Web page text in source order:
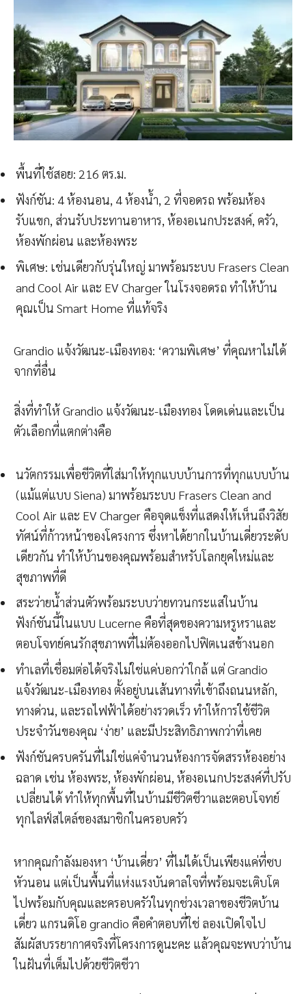
พื้นที่ใช้สอย: 216 ตร.ม.
ฟังก์ชัน: 4 ห้องนอน, 4 ห้องน้ำ, 2 ที่จอดรถ พร้อมห้อง
รับแขก, ส่วนรับประทานอาหาร, ห้องอเนกประสงค์, ครัว,
ห้องพักผ่อน และห้องพระ
พิเศษ: เช่นเดียวกับรุ่นใหญ่ มาพร้อมระบบ Frasers Clean
and Cool Air และ EV Charger ในโรงจอดรถ ทำให้บ้าน
คุณเป็น Smart Home ที่แท้จริง
Grandio แจ้งวัฒนะ-เมืองทอง: ‘ความพิเศษ’ ที่คุณหาไม่ได้
จากที่อื่น
สิ่งที่ทำให้ Grandio แจ้งวัฒนะ-เมืองทอง โดดเด่นและเป็น
ตัวเลือกที่แตกต่างคือ
นวัตกรรมเพื่อชีวิตที่ใส่มาให้ทุกแบบบ้านการที่ทุกแบบบ้าน
(แม้แต่แบบ Siena) มาพร้อมระบบ Frasers Clean and
Cool Air และ EV Charger คือจุดแข็งที่แสดงให้เห็นถึงวิสัย
ทัศน์ที่ก้าวหน้าของโครงการ ซึ่งหาได้ยากในบ้านเดี่ยวระดับ
เดียวกัน ทำให้บ้านของคุณพร้อมสำหรับโลกยุคใหม่และ
สุขภาพที่ดี
สระว่ายน้ำส่วนตัวพร้อมระบบว่ายทวนกระแสในบ้าน
ฟังก์ชันนี้ในแบบ Lucerne คือที่สุดของความหรูหราและ
ตอบโจทย์คนรักสุขภาพที่ไม่ต้องออกไปฟิตเนสข้างนอก
ทำเลที่เชื่อมต่อได้จริงไม่ใช่แค่บอกว่าใกล้ แต่ Grandio
แจ้งวัฒนะ-เมืองทอง ตั้งอยู่บนเส้นทางที่เข้าถึงถนนหลัก,
ทางด่วน, และรถไฟฟ้าได้อย่างรวดเร็ว ทำให้การใช้ชีวิต
ประจำวันของคุณ ‘ง่าย’ และมีประสิทธิภาพกว่าที่เคย
ฟังก์ชันครบครันที่ไม่ใช่แค่จำนวนห้องการจัดสรรห้องอย่าง
ฉลาด เช่น ห้องพระ, ห้องพักผ่อน, ห้องอเนกประสงค์ที่ปรับ
เปลี่ยนได้ ทำให้ทุกพื้นที่ในบ้านมีชีวิตชีวาและตอบโจทย์
ทุกไลฟ์สไตล์ของสมาชิกในครอบครัว
หากคุณกำลังมองหา ‘บ้านเดี่ยว’ ที่ไม่ได้เป็นเพียงแค่ที่ซบ
หัวนอน แต่เป็นพื้นที่แห่งแรงบันดาลใจที่พร้อมจะเติบโต
ไปพร้อมกับคุณและครอบครัวในทุกช่วงเวลาของชีวิตบ้าน
เดี่ยว แกรนดิโอ grandio คือคำตอบที่ใช่ ลองเปิดใจไป
สัมผัสบรรยากาศจริงที่โครงการดูนะคะ แล้วคุณจะพบว่าบ้าน
ในฝันที่เต็มไปด้วยชีวิตชีวา